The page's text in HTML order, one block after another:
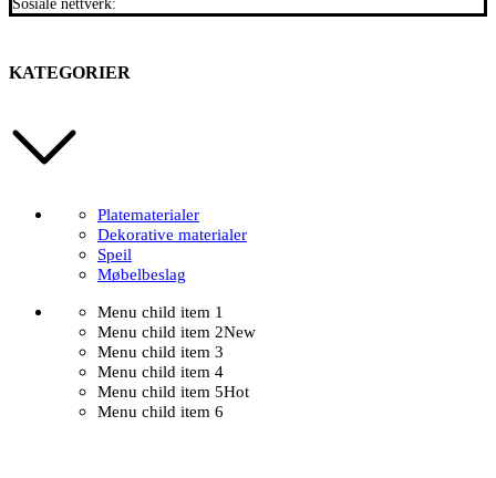
Sosiale nettverk:
KATEGORIER
Platematerialer
Dekorative materialer
Speil
Møbelbeslag
Menu child item 1
Menu child item 2New
Menu child item 3
Menu child item 4
Menu child item 5Hot
Menu child item 6